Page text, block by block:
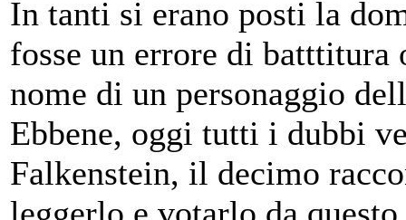
In tanti si erano posti la
fosse un errore di
nome di un personaggio
Ebbene, oggi tutti i dubbi
Falkenstein, il decimo